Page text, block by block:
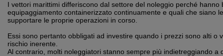
I vettori marittimi differiscono dal settore del noleggio perché hanno
equipaggiamento containerizzato continuamente e quali che siano
supportare le proprie operazioni in corso.
Essi sono pertanto obbligati ad investire quando i prezzi sono alti o
rischio inerente.
Al contrario, molti noleggiatori stanno sempre più indietreggiando a